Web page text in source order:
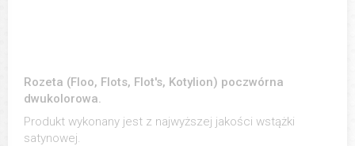
Rozeta (Floo, Flots, Flot's, Kotylion) poczwórna
dwukolorowa.
Produkt wykonany jest z najwyższej jakości wstążki
satynowej.